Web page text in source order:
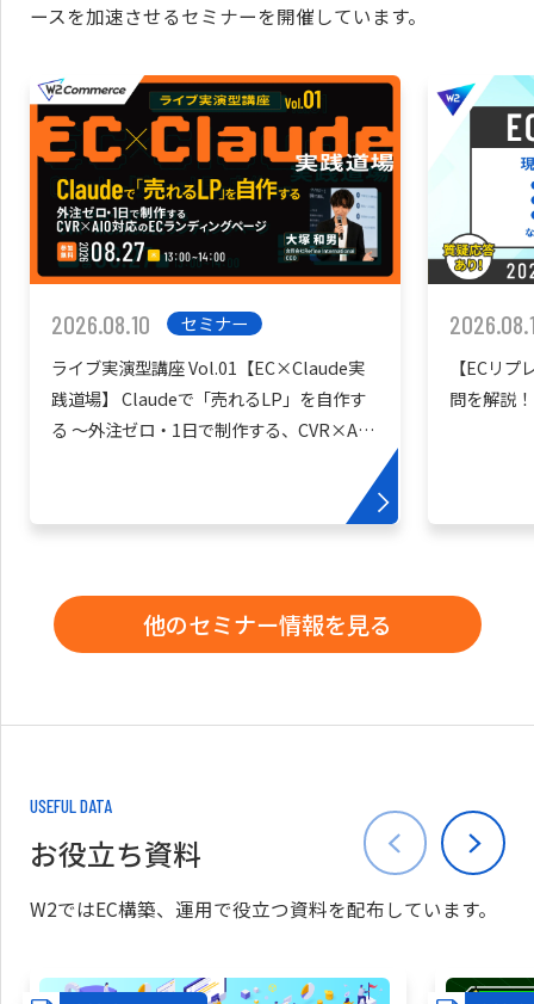
ースを加速させるセミナーを開催しています。
2026.08.10
セミナー
ライブ実演型講座 Vol.01【EC×Claude実
践道場】 Claudeで「売れるLP」を自作す
る 〜外注ゼロ・1日で制作する、CVR×AIO
【ECリ
問を解説！
他のセミナー情報を見る
USEFUL DATA
お役立ち資料
W2ではEC構築、運用で役立つ資料を配布しています。